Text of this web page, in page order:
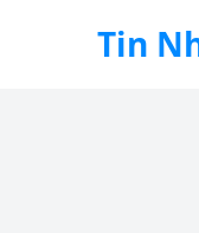
Tin